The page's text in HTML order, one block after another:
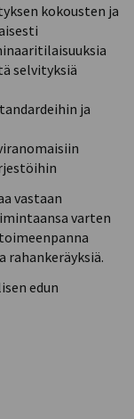
kokousten ja
selvityksiä
ja
vastaan
varten
rahankeräyksiä.
edun